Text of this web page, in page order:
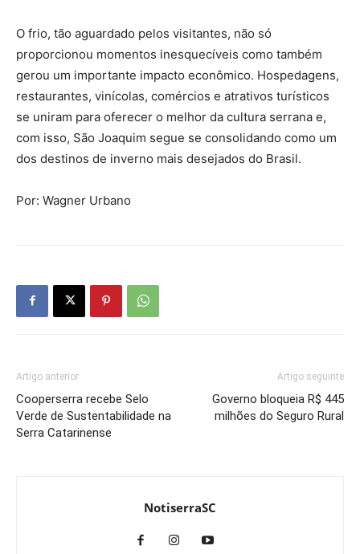
O frio, tão aguardado pelos visitantes, não só
proporcionou momentos inesquecíveis como também
gerou um importante impacto econômico. Hospedagens,
restaurantes, vinícolas, comércios e atrativos turísticos
se uniram para oferecer o melhor da cultura serrana e,
com isso, São Joaquim segue se consolidando como um
dos destinos de inverno mais desejados do Brasil.
Por: Wagner Urbano
Artigo anterior
Cooperserra recebe Selo
Verde de Sustentabilidade na
Serra Catarinense
Artigo seguinte
Governo bloqueia R$ 445
milhões do Seguro Rural
NotiserraSC